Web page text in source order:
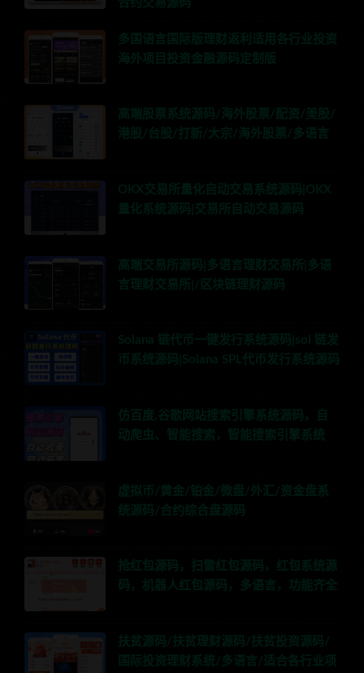
合约交易源码
多国语言国际版理财返利适用各行业投资
海外项目投资金融源码定制版
高端股票系统源码/海外股票/配资/美股/
港股/台股/打新/大宗/海外股票/多语言
OKX交易所量化自动交易系统源码|OKX
量化系统源码|交易所自动交易源码
高端交易所源码|多语言理财交易所|多语
言理财交易所|/区块链理财源码
Solana 链代币一键发行系统源码|sol 链发
币系统源码|Solana SPL代币发行系统源码
仿百度,谷歌网站搜索引擎系统源码，自
动爬虫、智能搜索，智能搜索引擎系统
虚拟币/黄金/铂金/微盘/外汇/资金盘系
统源码/合约综合盘源码
抢红包源码，扫雷红包源码，红包系统源
码，机器人红包源码，多语言，功能齐全
扶贫源码/扶贫理财源码/扶贫投资源码/
国际投资理财系统/多语言/适合各行业项